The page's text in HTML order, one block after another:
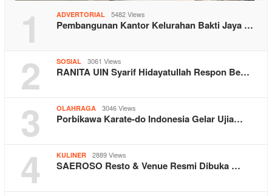
1 ADVERTORIAL 5482 Views
Pembangunan Kantor Kelurahan Bakti Jaya …
2 SOSIAL 3061 Views
RANITA UIN Syarif Hidayatullah Respon Be…
3 OLAHRAGA 3046 Views
Porbikawa Karate-do Indonesia Gelar Ujia…
4 KULINER 2889 Views
SAEROSO Resto & Venue Resmi Dibuka …